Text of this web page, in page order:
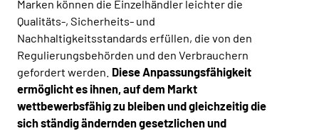
Marken können die Einzelhändler leichter die
Qualitäts-, Sicherheits- und
Nachhaltigkeitsstandards erfüllen, die von den
Regulierungsbehörden und den Verbrauchern
gefordert werden. Diese Anpassungsfähigkeit
ermöglicht es ihnen, auf dem Markt
wettbewerbsfähig zu bleiben und gleichzeitig die
sich ständig ändernden gesetzlichen und